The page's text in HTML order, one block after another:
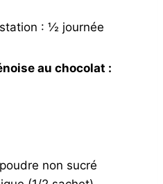
: ½ journée
au chocolat :
non sucré